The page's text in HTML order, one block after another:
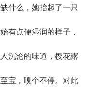
什么，她抬起了一只
有点便湿润的样子，
沉沦的味道，樱花露
宝，嗅个不停。对此